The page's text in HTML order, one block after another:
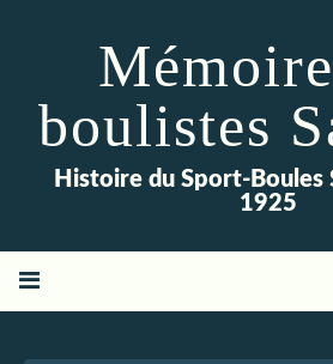
boulistes
Histoire du Sport-Boules
1925